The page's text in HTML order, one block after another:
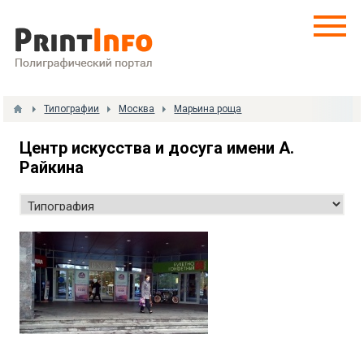
Типографии Москва Марьина роща
Центр искусства и досуга имени А.
Райкина